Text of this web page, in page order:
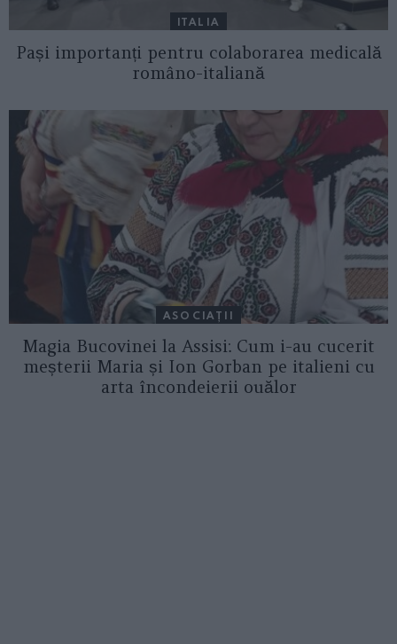
ITALIA
Pași importanți pentru colaborarea medicală
româno-italiană
ASOCIAŢII
Magia Bucovinei la Assisi: Cum i-au cucerit
meșterii Maria și Ion Gorban pe italieni cu
arta încondeierii ouălor